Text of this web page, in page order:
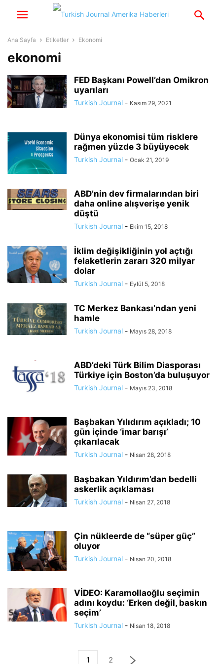
Ana Sayfa Etiketler Ekonomi
ekonomi
FED Başkanı Powell’dan Omikron
uyarıları
Turkish Journal - Kasım 29, 2021
Dünya ekonomisi tüm risklere
rağmen yüzde 3 büyüyecek
Turkish Journal - Ocak 21, 2019
ABD’nin dev firmalarından biri
daha online alışverişe yenik
düştü
Turkish Journal - Ekim 15, 2018
İklim değişikliğinin yol açtığı
felaketlerin zararı 320 milyar
dolar
Turkish Journal - Eylül 5, 2018
TC Merkez Bankası’ndan yeni
hamle
Turkish Journal - Mayıs 28, 2018
ABD’deki Türk Bilim Diasporası
Türkiye için Boston’da buluşuyor
Turkish Journal - Mayıs 23, 2018
Başbakan Yılıdırım açıkladı; 10
gün içinde ‘imar barışı’
çıkarılacak
Turkish Journal - Nisan 28, 2018
Başbakan Yıldırım’dan bedelli
askerlik açıklaması
Turkish Journal - Nisan 27, 2018
Çin nükleerde de “süper güç”
oluyor
Turkish Journal - Nisan 20, 2018
VİDEO: Karamollaoğlu seçimin
adını koydu: ‘Erken değil, baskın
seçim’
Turkish Journal - Nisan 18, 2018
1 2